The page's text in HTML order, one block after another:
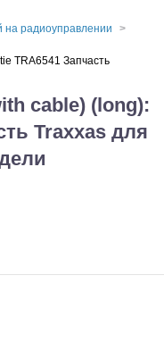
радиоуправлении
TRA6541 Запчасть
cable) (long):
Traxxas для